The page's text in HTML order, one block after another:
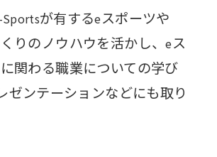
が有するeスポーツや
りのノウハウを活かし、eス
に関わる職業についての学び
ゼンテーションなどにも取り